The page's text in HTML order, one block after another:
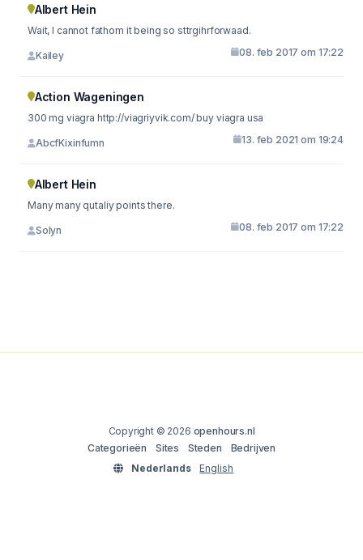
Albert Hein
Wait, I cannot fathom it being so sttrgihrforwaad.
Kailey 08. feb 2017 om 17:22
Action Wageningen
300 mg viagra http://viagriyvik.com/ buy viagra usa
AbcfKixinfumn 13. feb 2021 om 19:24
Albert Hein
Many many qutaliy points there.
Solyn 08. feb 2017 om 17:22
Copyright © 2026 openhours.nl
Categorieën
Sites Steden
Bedrijven
Nederlands
English